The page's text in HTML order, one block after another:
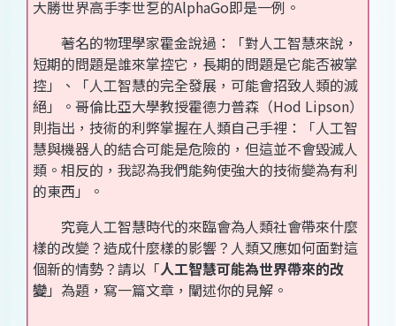
大勝世界高手李世乭的AlphaGo即是一例。
著名的物理學家霍金說過：「對人工智慧來說，
短期的問題是誰來掌控它，長期的問題是它能否被掌
控」、「人工智慧的完全發展，可能會招致人類的滅
絕」。哥倫比亞大學教授霍德力普森（Hod Lipson）
則指出，技術的利弊掌握在人類自己手裡：「人工智
慧與機器人的結合可能是危險的，但這並不會毀滅人
類。相反的，我認為我們能夠使強大的技術變為有利
的東西」。
究竟人工智慧時代的來臨會為人類社會帶來什麼
樣的改變？造成什麼樣的影響？人類又應如何面對這
個新的情勢？請以「人工智慧可能為世界帶來的改
變」為題，寫一篇文章，闡述你的見解。